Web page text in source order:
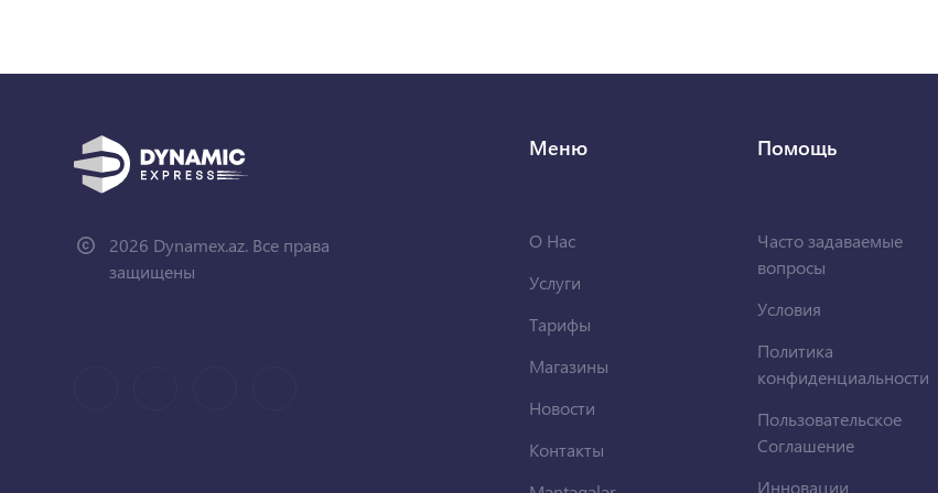
2026 Dynamex.az. Все права
защищены
Меню
О Нас
Услуги
Тарифы
Магазины
Новости
Контакты
Помощь
Часто задаваемые
вопросы
Условия
Политика
конфиденциальности
Пользовательское
Соглашение
Инновации